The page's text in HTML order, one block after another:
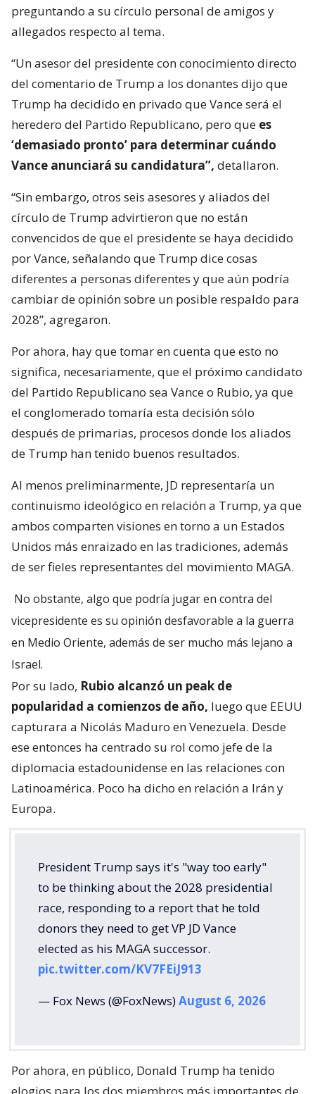
preguntando a su círculo personal de amigos y
allegados respecto al tema.
“Un asesor del presidente con conocimiento directo
del comentario de Trump a los donantes dijo que
Trump ha decidido en privado que Vance será el
heredero del Partido Republicano, pero que es
‘demasiado pronto’ para determinar cuándo
Vance anunciará su candidatura”, detallaron.
“Sin embargo, otros seis asesores y aliados del
círculo de Trump advirtieron que no están
convencidos de que el presidente se haya decidido
por Vance, señalando que Trump dice cosas
diferentes a personas diferentes y que aún podría
cambiar de opinión sobre un posible respaldo para
2028”, agregaron.
Por ahora, hay que tomar en cuenta que esto no
significa, necesariamente, que el próximo candidato
del Partido Republicano sea Vance o Rubio, ya que
el conglomerado tomaría esta decisión sólo
después de primarias, procesos donde los aliados
de Trump han tenido buenos resultados.
Al menos preliminarmente, JD representaría un
continuismo ideológico en relación a Trump, ya que
ambos comparten visiones en torno a un Estados
Unidos más enraizado en las tradiciones, además
de ser fieles representantes del movimiento MAGA.
No obstante, algo que podría jugar en contra del
vicepresidente es su opinión desfavorable a la guerra
en Medio Oriente, además de ser mucho más lejano a
Israel.
Por su lado, Rubio alcanzó un peak de
popularidad a comienzos de año, luego que EEUU
capturara a Nicolás Maduro en Venezuela. Desde
ese entonces ha centrado su rol como jefe de la
diplomacia estadounidense en las relaciones con
Latinoamérica. Poco ha dicho en relación a Irán y
Europa.
President Trump says it's "way too early"
to be thinking about the 2028 presidential
race, responding to a report that he told
donors they need to get VP JD Vance
elected as his MAGA successor.
pic.twitter.com/KV7FEiJ913
— Fox News (@FoxNews)August 6, 2026
Por ahora, en público, Donald Trump ha tenido